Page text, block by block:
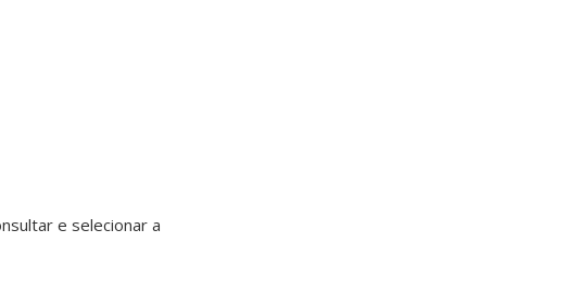
e selecionar a